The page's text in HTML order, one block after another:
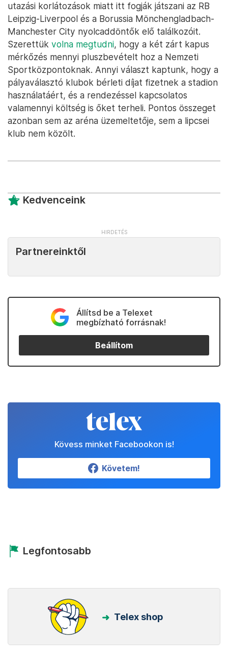
utazási korlátozások miatt itt fogják játszani az RB
Leipzig-Liverpool és a Borussia Mönchengladbach-
Manchester City nyolcaddöntők elő találkozóit.
Szerettük volna megtudni, hogy a két zárt kapus
mérkőzés mennyi pluszbevételt hoz a Nemzeti
Sportközpontoknak. Annyi választ kaptunk, hogy a
pályaválasztó klubok bérleti díjat fizetnek a stadion
használatáért, és a rendezéssel kapcsolatos
valamennyi költség is őket terheli. Pontos összeget
azonban sem az aréna üzemeltetője, sem a lipcsei
klub nem közölt.
Kedvenceink
Partnereinktől
Állítsd be a Telexet
megbízható forrásnak!
Beállítom
Kövess minket Facebookon is!
Követem!
Legfontosabb
Telex shop